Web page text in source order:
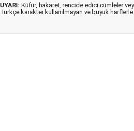
UYARI: Küfür, hakaret, rencide edici cümleler
Türkçe karakter kullanılmayan ve büyük